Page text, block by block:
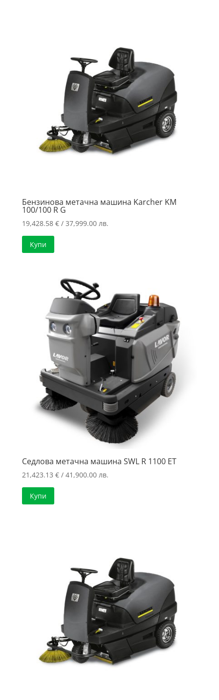
Бензинова метачна машина Karcher KM
100/100 R G
19,428.58 €/ 37,999.00 лв.
Купи
Седлова метачна машина SWL R 1100 ET
21,423.13 €/ 41,900.00 лв.
Купи